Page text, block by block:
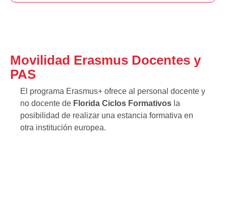
Movilidad Erasmus Docentes y
PAS
El programa Erasmus+ ofrece al personal docente y
no docente de Florida Ciclos Formativos la
posibilidad de realizar una estancia formativa en
otra institución europea.